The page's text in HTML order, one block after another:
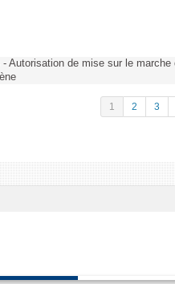
Autorisation de mise sur le
1 2 3